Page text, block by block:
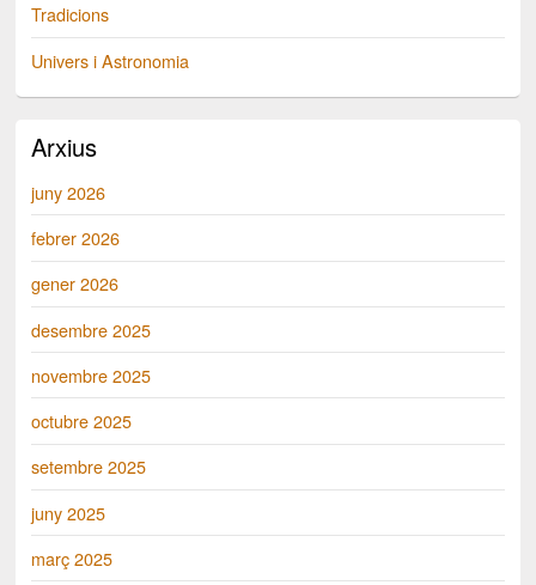
Tradicions
Univers i Astronomia
Arxius
juny 2026
febrer 2026
gener 2026
desembre 2025
novembre 2025
octubre 2025
setembre 2025
juny 2025
març 2025